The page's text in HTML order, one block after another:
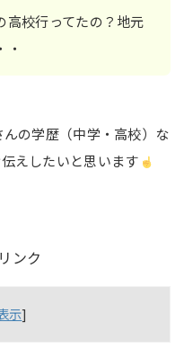
高校行ってたの？地元
・
の学歴（中学・高校）な
えしたいと思います
ンク
示]